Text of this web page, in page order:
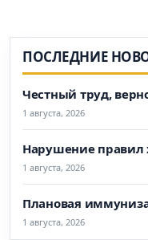
ПОСЛЕДНИЕ
Честный труд,
1 августа, 2026
Нарушение правил
1 августа, 2026
Плановая
1 августа, 2026